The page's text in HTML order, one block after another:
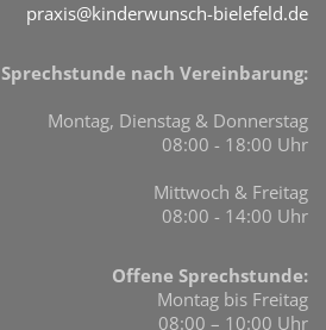
praxis@kinderwunsch-bielefeld.de
Sprechstunde nach Vereinbarung:
Montag, Dienstag & Donnerstag
08:00 - 18:00 Uhr
Mittwoch & Freitag
08:00 - 14:00 Uhr
Offene Sprechstunde:
Montag bis Freitag
08:00 – 10:00 Uhr